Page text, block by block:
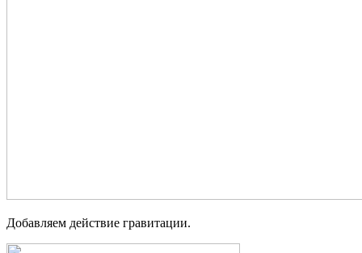
Добавляем действие гравитации.